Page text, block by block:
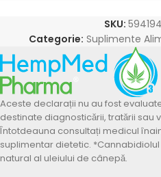
SKU:
Categorie: Suplimente
Aceste declarații nu au fost evaluate
destinate diagnosticării, tratării sau
Întotdeauna consultați medicul
suplimentar dietetic.
natural al uleiului de cânepă.